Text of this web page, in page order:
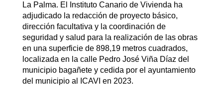
La Palma. El Instituto Canario de Vivienda ha
adjudicado la redacción de proyecto básico,
dirección facultativa y la coordinación de
seguridad y salud para la realización de las obras
en una superficie de 898,19 metros cuadrados,
localizada en la calle Pedro José Viña Díaz del
municipio bagañete y cedida por el ayuntamiento
del municipio al ICAVI en 2023.